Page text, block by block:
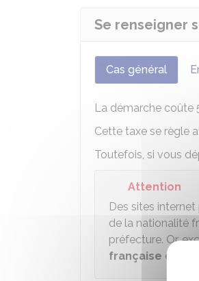
Se renseigner
Cas général
La démarche coûte
Cette taxe se règle
Toutefois, si vous
Attention
Des sites
de la nationalité
préfecture. Or,
française est une